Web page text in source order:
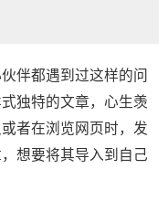
伴都遇到过这样的问
独特的文章，心生羡
者在浏览网页时，发
想要将其导入到自己